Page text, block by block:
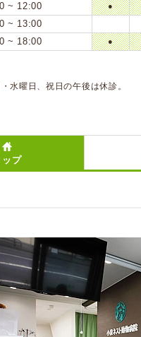
~ 12:00
●
~ 13:00
~ 18:00 ●
水曜日、祝日の午後は休診。
ップ